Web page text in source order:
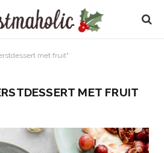
met fruit"
MET FRUIT